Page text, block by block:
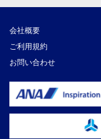
会社概要
ご利用規約
お問い合わせ